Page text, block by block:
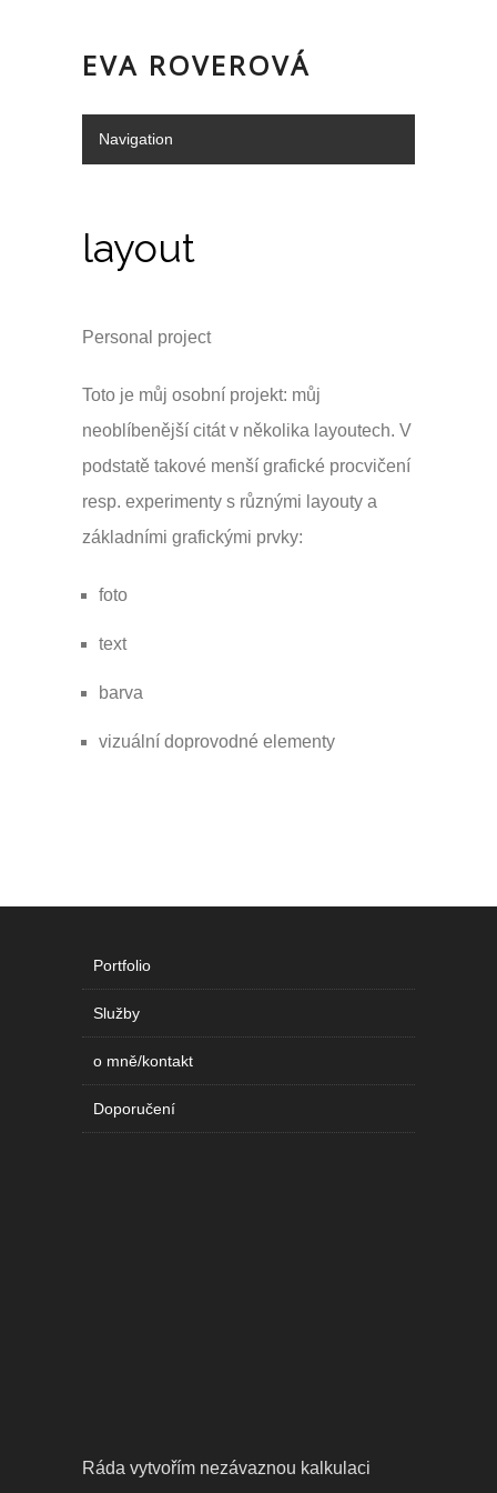
EVA ROVEROVÁ
Navigation
layout
Personal project
Toto je můj osobní projekt: můj
neoblíbenější citát v několika layoutech. V
podstatě takové menší grafické procvičení
resp. experimenty s různými layouty a
základními grafickými prvky:
foto
text
barva
vizuální doprovodné elementy
Portfolio
Služby
o mně/kontakt
Doporučení
Ráda vytvořím nezávaznou kalkulaci